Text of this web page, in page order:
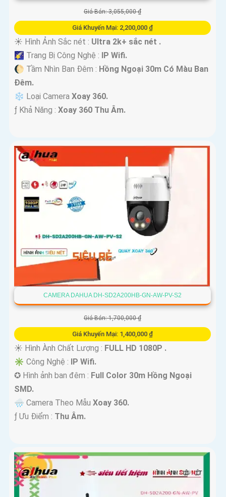
Giá Bán: 3,055,000 ₫
Giá Khuyến Mại: 2,200,000 ₫
☀️ Hình Ảnh Sắc nét : Ultra 2k+ sắc nét .
🌠 Trang Bị Công Nghệ :
IP Wifi.
🌔 Tầm Nhìn Ban Đêm : Hồng Ngoại 30m Có Màu Ban
Đêm.
❄ Loại Camera Xoay 360.
️ƒ Khả Năng : Xoay 360 Thu Âm.
CAMERA DAHUA DH-SD2A200HB-GN-AW-PV-S2
Giá Bán: 1,700,000 ₫
Giá Khuyến Mại: 1,400,000 ₫
☀️ Hình Ành Chất Lượng : FULL HD 1080P .
✳️ Công Nghệ :
IP Wifi.
✪ Hình ảnh ban đêm : Full Color 30m Hồng Ngoại
SMD.
🌧️ Camera Theo Mẫu Xoay 360.
️ƒ Ưu Điểm : Thu Âm.